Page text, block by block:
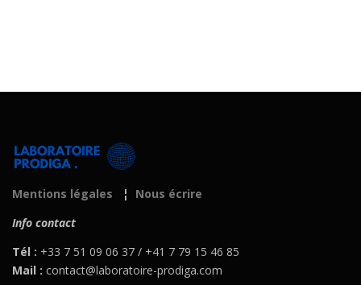
Mentions légales ¦ Nous écrire
Info contact
Tél : +33 7 51 09 06 37 / +41 7 79 15 46 85
Mail : contact@laboratoire-prodiga.com